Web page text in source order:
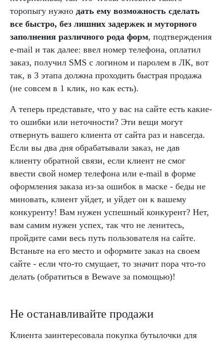
торопыгу нужно дать ему возможность сделать
все быстро, без лишних задержек и муторного
заполнения различного рода форм, подтверждения
e-mail и так далее: ввел номер телефона, оплатил
заказ, получил SMS с логином и паролем в ЛК, вот
так, в 3 этапа должна проходить быстрая продажа
(не совсем в 1 клик, но как есть).
А теперь представьте, что у вас на сайте есть какие-
то ошибки или неточности? Эти вещи могут
отвернуть вашего клиента от сайта раз и навсегда.
Если вы два дня обрабатывали заказ, не дав
клиенту обратной связи, если клиент не смог
ввести свой номер телефона или e-mail в форме
оформления заказа из-за ошибок в маске - беды не
миновать, клиент уйдет, и уйдет он к вашему
конкуренту! Вам нужен успешный конкурент? Нет,
вам самим нужен успех, так что не ленитесь,
пройдите сами весь путь пользователя на сайте.
Встаньте на его место и оформите заказ на своем
сайте - если что-то смущает, то значит пора что-то
делать (обратиться в Bewave за помощью)!
Не останавливайте продажи
Клиента заинтересовала покупка бутылочки для